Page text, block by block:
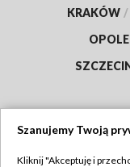
KRAKÓW /
OPOLE
Szanujemy Twoją
Kliknij "Akceptuję i